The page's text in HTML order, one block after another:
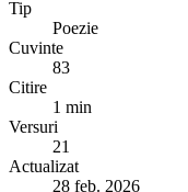
Tip
Poezie
Cuvinte
83
Citire
1 min
Versuri
21
Actualizat
28 feb. 2026